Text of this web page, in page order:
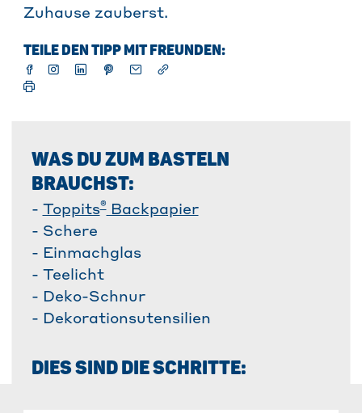
Zuhause zauberst.
TEILE DEN TIPP MIT FREUNDEN:
WAS DU ZUM BASTELN
BRAUCHST:
- Toppits®Backpapier
- Schere
- Einmachglas
- Teelicht
- Deko-Schnur
- Dekorationsutensilien
DIES SIND DIE SCHRITTE: